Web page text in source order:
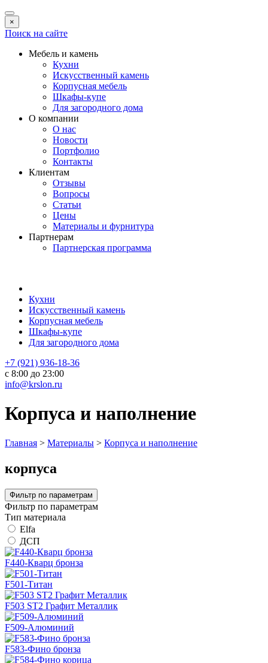
×
Поиск на сайте
Мебель и камень
Кухни
Искусственный камень
Корпусная мебель
Шкафы-купе
Для загородного дома
О компании
О нас
Новости
Портфолио
Контакты
Клиентам
Отзывы
Вопросы
Статьи
Цены
Материалы и фурнитура
Партнерам
Партнерская программа
Кухни
Искусственный камень
Корпусная мебель
Шкафы-купе
Для загородного дома
+7 (921) 936-18-36
с 8:00 до 23:00
info@krslon.ru
Корпуса и наполнение
Главная > Материалы > Корпуса и наполнение
корпуса
Фильтр по параметрам
Фильтр по параметрам
Тип материала
Elfa
ДСП
F440-Кварц бронза
F501-Титан
F503 ST2 Графит Металлик
F509-Алюминий
F583-Фино бронза